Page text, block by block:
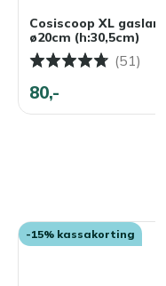
Cosiscoop XL
ø20cm (h:30,5cm)
(51)
80,-
-15% kassakorting